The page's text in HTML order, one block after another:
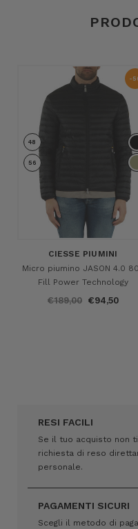
-
48
56
CIESSE PIUMINI
Micro piumino JASON 4.0
Fill Power Technology
€189,00 €94,50
RESI FACILI
Se il tuo acquisto non
richiesta di reso
personale.
PAGAMENTI SICURI
Scegli il metodo di